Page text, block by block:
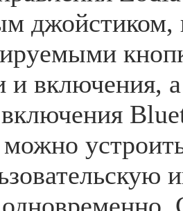
и включения,